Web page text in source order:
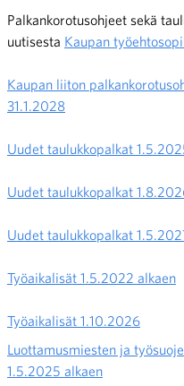
Palkankorotusohjeet sekä
uutisesta Kaupan
Kaupan liiton
31.1.2028
Uudet taulukkopalkat
Uudet taulukkopalkat
Uudet taulukkopalkat
Työaikalisät 1.5.2022 alkaen
Työaikalisät 1.10.2026
Luottamusmiesten ja
1.5.2025 alkaen